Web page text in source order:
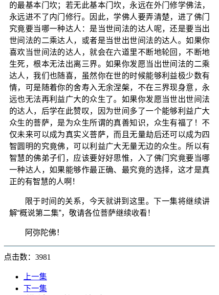
的最基本门坎；若无此基本门坎，永远在外门修学佛法，
永远进不了内门修行。因此，学佛人要弄清楚，进了佛门
究竟要当哪一种达人：是当世间法的达人呢，还是要当出
世间法的二乘达人，或者是当世出世间法的达人。如果你
喜欢当世间法的达人，就会在六道里不断地轮回，不断地
生死，根本无法出离三界。如果你发愿当出世间法的二乘
达人，我们也随喜，虽然你在世的时候能够利益极少数有
情，可是随着你的舍寿入无余涅槃，不在三界现身意，永
远也无法再利益广大的众生了。如果你发愿当世出世间法
的达人，后学在此赞叹，因为世间多了一个能够利益广大
众生的菩萨，是为众生所谓的真善知识，众生有福了！不
仅未来可以成为真实义菩萨，而且无量劫后还可以成为四
智圆明的究竟佛，可以利益广大无量无边的众生。所以有
智慧的佛弟子们，应该要好好思惟，入了佛门究竟要当哪
一种达人，如果能够作最正确、最究竟的选择，这才是真
正的有智慧的人啊！
限于时间的关系，今天就讲到这里。下一集将继续讲
解“概说第二集”，敬请各位菩萨继续收看！
阿弥陀佛！
点击数：3981
上一集
下一集